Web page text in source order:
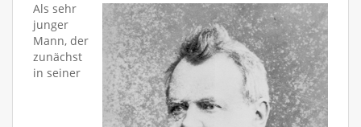
Als sehr
junger
Mann, der
zunächst
in seiner